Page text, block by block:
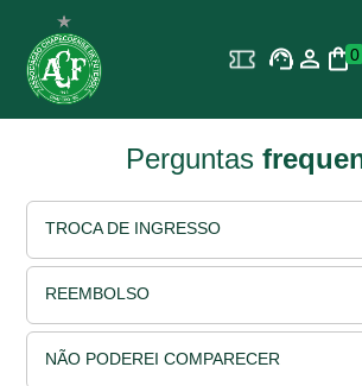
0
Perguntas
TROCA DE INGRESSO
REEMBOLSO
NÃO PODEREI COMPARECER